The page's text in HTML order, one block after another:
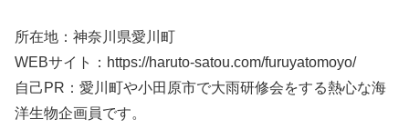
所在地：神奈川県愛川町
WEBサイト：https://haruto-satou.com/furuyatomoyo/
自己PR：愛川町や小田原市で大雨研修会をする熱心な海
洋生物企画員です。